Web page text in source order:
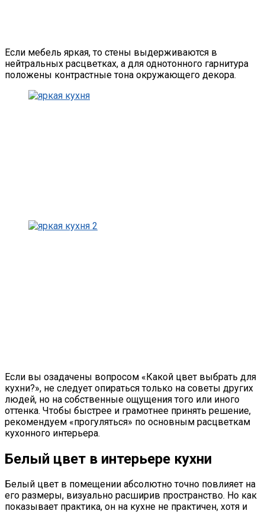
Если мебель яркая, то стены выдерживаются в
нейтральных расцветках, а для однотонного гарнитура
положены контрастные тона окружающего декора.
Если вы озадачены вопросом «Какой цвет выбрать для
кухни?», не следует опираться только на советы других
людей, но на собственные ощущения того или иного
оттенка. Чтобы быстрее и грамотнее принять решение,
рекомендуем «прогуляться» по основным расцветкам
кухонного интерьера.
Белый цвет в интерьере кухни
Белый цвет в помещении абсолютно точно повлияет на
его размеры, визуально расширив пространство. Но как
показывает практика, он на кухне не практичен, хотя и